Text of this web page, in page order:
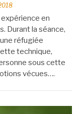
en
Durant la séance,
réfugiée
technique,
sous cette
vécues….